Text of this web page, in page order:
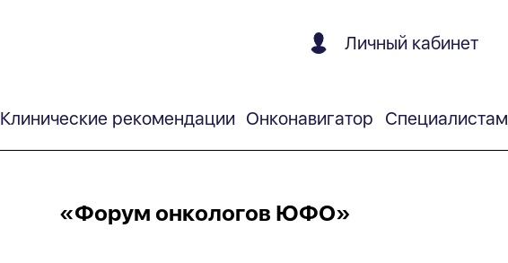
Личный кабинет
Клинические рекомендации Онконавигатор Специалистам
«Форум онкологов ЮФО»